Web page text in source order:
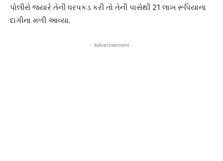
પોલીસે જ્યારે તેની ધરપકડ કરી તો તેની પાસેથી 21 લાખ રૂપિયાના
દાગીના મળી આવ્યા.
- Advertisement -